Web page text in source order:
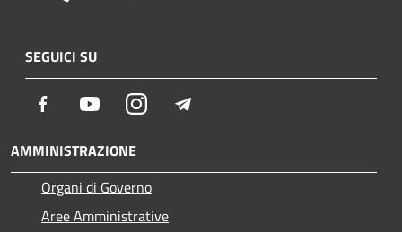
SEGUICI SU
Facebook YoutubeInstagram
AMMINISTRAZIONE
Organi di Governo
Aree Amministrative